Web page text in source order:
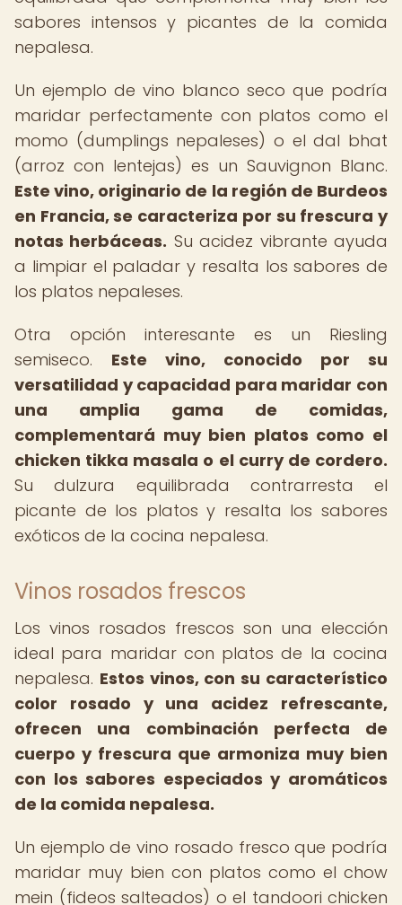
sabores intensos y picantes de la comida
nepalesa.
Un ejemplo de vino blanco seco que podría
maridar perfectamente con platos como el
momo (dumplings nepaleses) o el dal bhat
(arroz con lentejas) es un Sauvignon Blanc.
Este vino, originario de la región de Burdeos
en Francia, se caracteriza por su frescura y
notas herbáceas. Su acidez vibrante ayuda
a limpiar el paladar y resalta los sabores de
los platos nepaleses.
Otra opción interesante es un Riesling
semiseco. Este vino, conocido por su
versatilidad y capacidad para maridar con
una amplia gama de comidas,
complementará muy bien platos como el
chicken tikka masala o el curry de cordero.
Su dulzura equilibrada contrarresta el
picante de los platos y resalta los sabores
exóticos de la cocina nepalesa.
Vinos rosados frescos
Los vinos rosados frescos son una elección
ideal para maridar con platos de la cocina
nepalesa. Estos vinos, con su característico
color rosado y una acidez refrescante,
ofrecen una combinación perfecta de
cuerpo y frescura que armoniza muy bien
con los sabores especiados y aromáticos
de la comida nepalesa.
Un ejemplo de vino rosado fresco que podría
maridar muy bien con platos como el chow
mein (fideos salteados) o el tandoori chicken